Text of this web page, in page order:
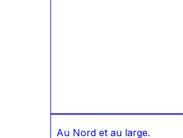
Au Nord et au large.